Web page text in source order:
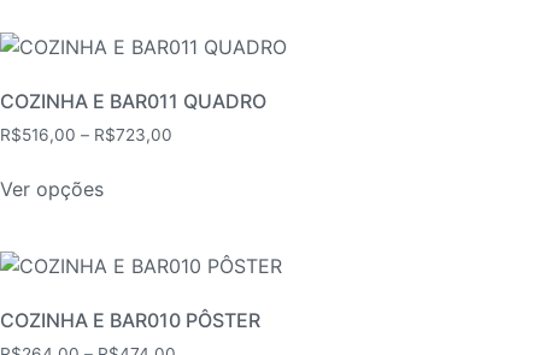
R$392,00
várias
As
opções
podem
página
produto
COZINHA E BAR011 QUADRO
R$516,00 – R$723,00
R$723,00
Ver opçõesproduto
várias
As
opções
COZINHA E BAR010 PÔSTER